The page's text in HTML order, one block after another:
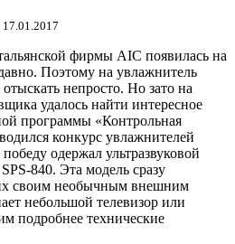
17.01.2017
фирмы AIC появилась на
Поэтому на увлажнитель
непросто. Но зато на
удалось найти интересное
программы «Контрольная
конкурс увлажнителей
одержал ультразвуковой
840. Эта модель сразу
своим необычным внешним
небольшой телевизор или
подробнее технические